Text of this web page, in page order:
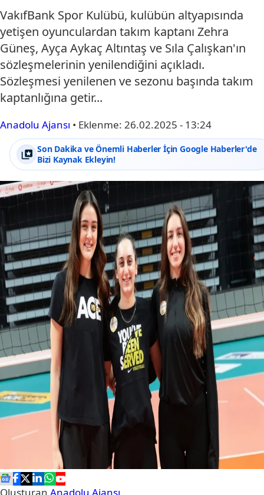
VakıfBank Spor Kulübü, kulübün altyapısında
yetişen oyunculardan takım kaptanı Zehra
Güneş, Ayça Aykaç Altıntaş ve Sıla Çalışkan'ın
sözleşmelerinin yenilendiğini açıkladı.
Sözleşmesi yenilenen ve sezonu başında takım
kaptanlığına getir...
Anadolu Ajansı • Eklenme: 26.02.2025 - 13:24
Son Dakika ve Önemli Haberler İçin Google Haberler'de
Bizi Kaynak Ekleyin!